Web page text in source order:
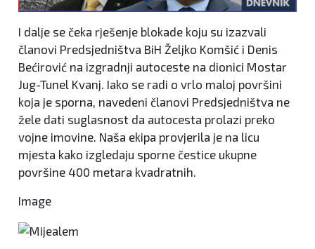
I dalje se čeka rješenje blokade koju su izazvali
članovi Predsjedništva BiH Željko Komšić i Denis
Bećirović na izgradnji autoceste na dionici Mostar
Jug-Tunel Kvanj. Iako se radi o vrlo maloj površini
koja je sporna, navedeni članovi Predsjedništva ne
žele dati suglasnost da autocesta prolazi preko
vojne imovine. Naša ekipa provjerila je na licu
mjesta kako izgledaju sporne čestice ukupne
površine 400 metara kvadratnih.
Image